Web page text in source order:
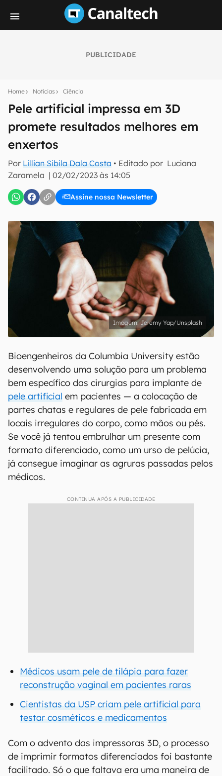
PUBLICIDADE
Home Notícias Ciência
Pele artificial impressa em 3D
promete resultados melhores em
enxertos
Por Lillian Sibila Dala Costa • Editado por Luciana
Zaramela | 02/02/2023 às 14:05
Assine nossa Newsletter
notícias e reviews sobre tecnologia em primeira
mão.
E-mail
inscreva-se
Confirmo que li, aceito e concordo com os Termos de
Uso e Política de Privacidade do Canaltech.
Jeremy Yap/Unsplash
Bioengenheiros da Columbia University estão
desenvolvendo uma solução para um problema
bem específico das cirurgias para implante de
pele artificial em pacientes — a colocação de
partes chatas e regulares de pele fabricada em
locais irregulares do corpo, como mãos ou pés.
Se você já tentou embrulhar um presente com
formato diferenciado, como um urso de pelúcia,
já consegue imaginar as agruras passadas pelos
médicos.
CONTINUA APÓS A PUBLICIDADE
Médicos usam pele de tilápia para fazer
reconstrução vaginal em pacientes raras
Cientistas da USP criam pele artificial para
testar cosméticos e medicamentos
Com o advento das impressoras 3D, o processo
de imprimir formatos diferenciados foi bastante
facilitado. Só o que faltava era uma maneira de